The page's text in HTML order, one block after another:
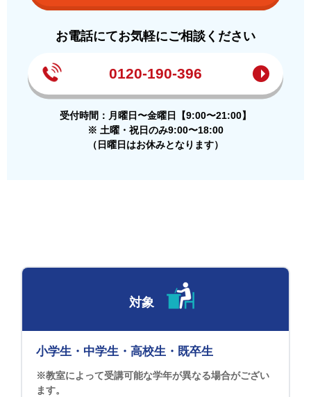
お電話にてお気軽にご相談ください
0120-190-396
受付時間：月曜日〜金曜日【9:00〜21:00】
※ 土曜・祝日のみ9:00〜18:00
（日曜日はお休みとなります）
対象
小学生・中学生・高校生・既卒生
※教室によって受講可能な学年が異なる場合がござい
ます。